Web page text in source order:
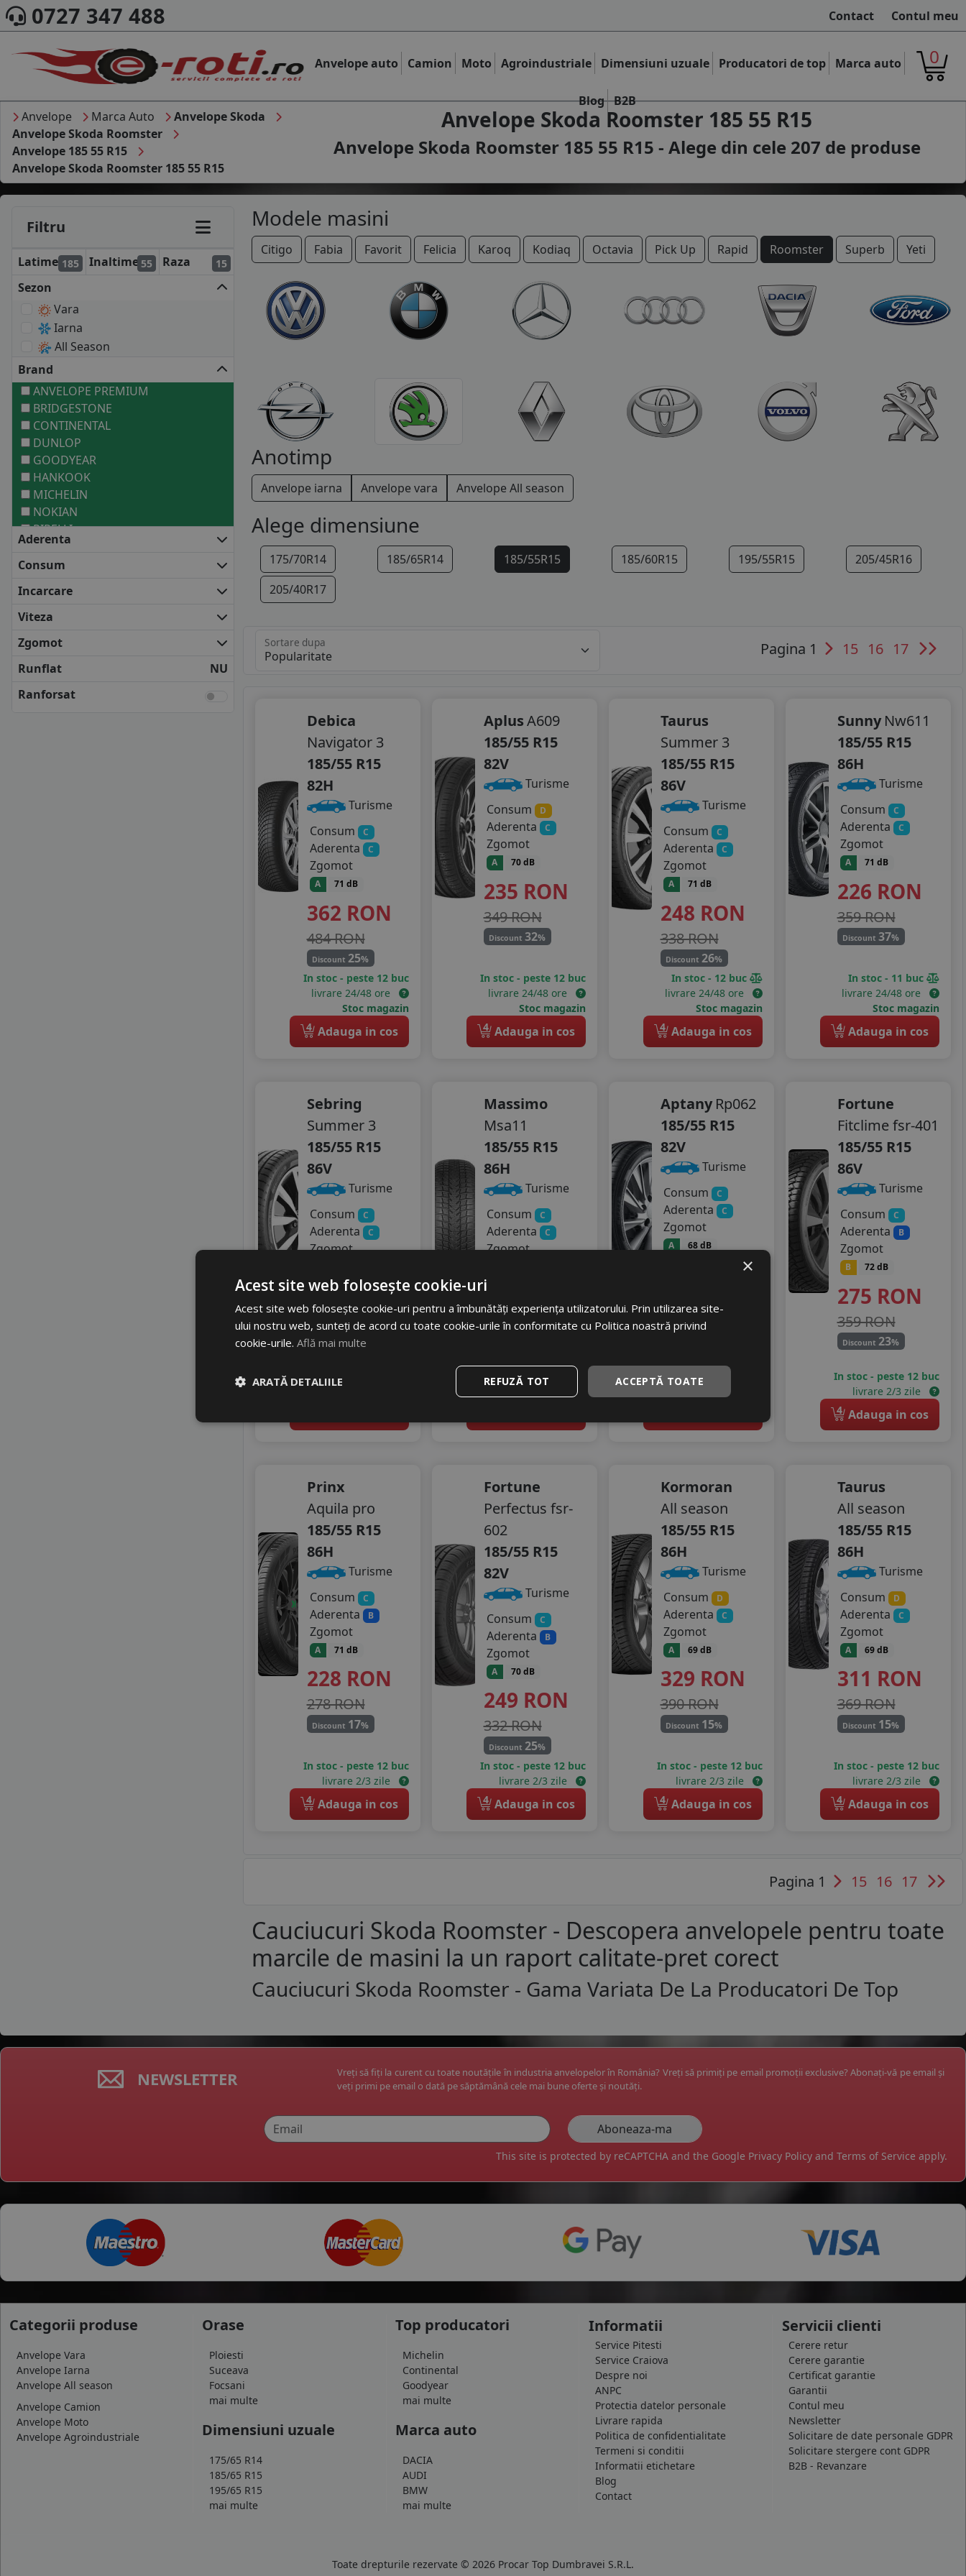
0727 347 488 Contact Contul meu
Anvelope auto Camion Moto Agroindustriale Dimensiuni uzuale Producatori de top Marca auto
Blog B2B
0
Anvelope Marca Auto
Anvelope Skoda
Anvelope Skoda Roomster
Anvelope 185 55 R15
Anvelope Skoda Roomster 185 55 R15
Anvelope Skoda Roomster 185 55 R15
Anvelope Skoda Roomster 185 55 R15 - Alege din cele 207 de produse
Filtru
Latime 185 Inaltime 55 Raza 15
Sezon
Vara
Iarna
All Season
Brand
ANVELOPE PREMIUM
BRIDGESTONE
CONTINENTAL
DUNLOP
GOODYEAR
HANKOOK
MICHELIN
NOKIAN
PIRELLI
ANVELOPE MEDII
BARUM
DEBICA
FIRESTONE
KLEBER
KUMHO
NEXEN
Aderenta
Consum
Incarcare
Viteza
Zgomot
Runflat
NU
Ranforsat
Modele masini
Citigo Fabia Favorit Felicia Karoq Kodiaq Octavia Pick Up Rapid Roomster Superb Yeti
Anotimp
Anvelope iarna Anvelope vara Anvelope All season
Alege dimensiune
175/70R14 185/65R14 185/55R15 185/60R15 195/55R15
205/45R16
205/40R17
Sortare dupa Pagina 1 15 16 17
Debica
Navigator 3
185/55 R15
82H
Turisme
Consum
C
Aderenta C
Zgomot
A 71 dB
362 RON
484 RON
Discount 25%
In stoc - peste 12 buc
livrare 24/48 ore
Stoc magazin
4 Adauga in cos
AplusA609
185/55 R15
82V
Turisme
Consum
D
Aderenta C
Zgomot
A 70 dB
235 RON
349 RON
Discount32%
In stoc - peste 12 buc
livrare 24/48 ore
Stoc magazin
4 Adauga in cos
Taurus
Summer 3
185/55 R15
86V
Turisme
Consum
C
Aderenta C
Zgomot
A 71 dB
248 RON
338 RON
Discount 26%
In stoc - 12 buc
livrare 24/48 ore
Stoc magazin
4 Adauga in cos
Sunny Nw611
185/55 R15
86H
Turisme
Consum
C
Aderenta C
Zgomot
A 71 dB
226 RON
359 RON
Discount37%
In stoc - 11 buc
livrare 24/48 ore
Stoc magazin
4 Adauga in cos
Sebring
Summer 3
185/55 R15
86V
Turisme
Consum
C
Aderenta C
Zgomot
280RON
383 RON
Discount26%
livrare 24/48 ore
Massimo
Msa11
185/55 R15
86H
Turisme
Consum
C
Aderenta C
Zgomot
253
338 RON
livrare 24/48 ore
Stoc magazin
Aptany Rp062
185/55 R15
82V
Turisme
Consum
C
Aderenta C
Zgomot
A 68 dB
RON
308 RON
Discount 26
livrare 24/48 ore
Stoc magazin
Fortune
Fitclime fsr-401
185/55 R15
86V
Turisme
Consum
C
Aderenta B
Zgomot
B 72 dB
275 RON
359 RON
Discount 23%
In stoc - peste 12 buc
livrare 2/3 zile
4 Adauga in cos
Prinx
Aquila pro
185/55 R15
86H
Turisme
Consum
C
Aderenta B
Zgomot
A 71 dB
228 RON
278 RON
Discount 17%
In stoc - peste 12 buc
livrare 2/3 zile
4 Adauga in cos
Fortune
Perfectus fsr-
602
185/55 R15
82V
Turisme
Consum
C
Aderenta B
Zgomot
A 70 dB
249 RON
332 RON
Discount 25%
In stoc - peste 12 buc
livrare 2/3 zile
4 Adauga in cos
Kormoran
All season
185/55 R15
86H
Turisme
Consum
D
Aderenta C
Zgomot
A 69 dB
329 RON
390 RON
Discount 15%
In stoc - peste 12 buc
livrare 2/3 zile
4 Adauga in cos
Taurus
All season
185/55 R15
86H
Turisme
Consum
D
Aderenta C
Zgomot
A 69 dB
311 RON
369 RON
Discount 15%
In stoc - peste 12 buc
livrare 2/3 zile
4 Adauga in cos
Pagina 1 15 16 17
Cauciucuri Skoda Roomster - Descopera anvelopele pentru toate
marcile de masini la un raport calitate-pret corect
Cauciucuri Skoda Roomster - Gama Variata De La Producatori De Top
NEWSLETTER
Vreți să fiți la curent cu toate noutățile în industria anvelopelor în România? Vreți să primiți pe email promoții exclusive? Abonați-vă pe email și
veți primi pe email o dată pe săptămână cele mai bune oferte și noutăți.
This site is protected by reCAPTCHA and the Google Privacy Policy and Terms of Service apply.
Categorii produse
Anvelope Vara
Anvelope Iarna
Anvelope All season
Anvelope Camion
Anvelope Moto
Anvelope Agroindustriale
Orase
Ploiesti
Suceava
Focsani
mai multe
Dimensiuni uzuale
175/65 R14
185/65 R15
195/65 R15
mai multe
Top producatori
Michelin
Continental
Goodyear
mai multe
Marca auto
DACIA
AUDI
BMW
mai multe
Informatii
Service Pitesti
Service Craiova
Despre noi
ANPC
Protectia datelor personale
Livrare rapida
Politica de confidentialitate
Termeni si conditii
Informatii etichetare
Blog
Contact
Servicii clienti
Cerere retur
Cerere garantie
Certificat garantie
Garantii
Contul meu
Newsletter
Solicitare de date personale GDPR
Solicitare stergere cont GDPR
B2B - Revanzare
Toate drepturile rezervate © 2026 Procar Top Dumbravei S.R.L.
×
Acest site web folosește cookie-uri
Acest site web folosește cookie-uri pentru a îmbunătăți experiența utilizatorului. Prin utilizarea site-
ului nostru web, sunteți de acord cu toate cookie-urile în conformitate cu Politica noastră privind
cookie-urile. Află mai multe
ACCEPTĂ TOATE
REFUZĂ TOT
ARATĂ DETALIILE